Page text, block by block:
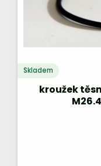
Skladem
kroužek